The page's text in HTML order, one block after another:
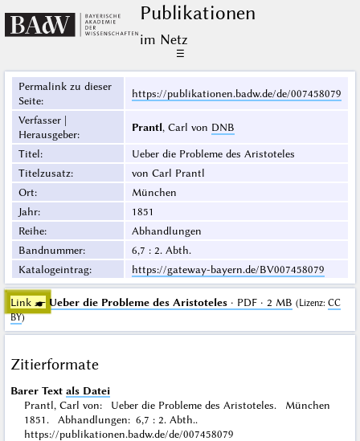
Publikationen
im Netz
☰
Permalink zu dieser
Seite:
https://publikationen.badw.de/de/007458079
Verfasser |
Herausgeber:
Prantl, Carl von DNB
Titel:
Ueber die Probleme des Aristoteles
Titelzusatz:
von Carl Prantl
Ort:
München
Jahr:
1851
Reihe:
Abhandlungen
Bandnummer:
6,7 : 2. Abth.
Katalogeintrag: https://gateway-bayern.de/BV007458079
Link ☛ Ueber die Probleme des Aristoteles· PDF · 2 MB (Lizenz: CC
BY)
Zitierformate
Barer Text als Datei
Prantl, Carl von: Ueber die Probleme des Aristoteles. München
1851. Abhandlungen: 6,7 : 2. Abth..
https://publikationen.badw.de/de/007458079